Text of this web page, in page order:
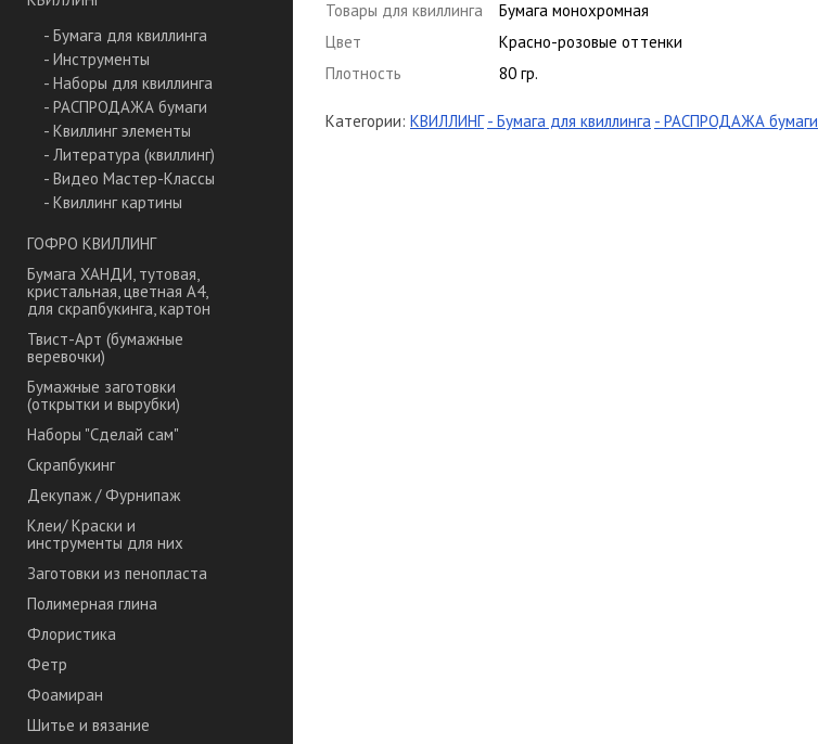
- Бумага для квиллинга
- Инструменты
- Наборы для квиллинга
- РАСПРОДАЖА бумаги
- Квиллинг элементы
- Литература (квиллинг)
- Видео Мастер-Классы
- Квиллинг картины
ГОФРО КВИЛЛИНГ
Бумага ХАНДИ, тутовая,
кристальная, цветная А4,
для скрапбукинга, картон
Твист-Арт (бумажные
веревочки)
Бумажные заготовки
(открытки и вырубки)
Наборы "Сделай сам"
Скрапбукинг
Декупаж / Фурнипаж
Клеи/ Краски и
инструменты для них
Заготовки из пенопласта
Полимерная глина
Флористика
Фетр
Фоамиран
Шитье и вязание
Товары для квиллинга
Бумага монохромная
Цвет
Красно-розовые оттенки
Плотность
80 гр.
Категории: КВИЛЛИНГ - Бумага для квиллинга - РАСПРОДАЖА бумаги